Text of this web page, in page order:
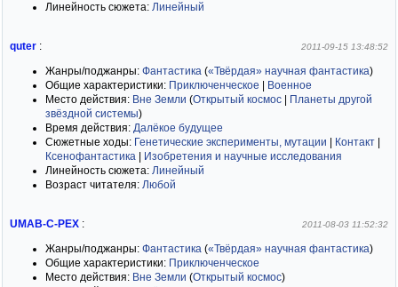
Линейность сюжета: Линейный
quter : 2011-09-15 13:48:52
Жанры/поджанры: Фантастика («Твёрдая» научная фантастика)
Общие характеристики: Приключенческое
Военное
Место действия: Вне Земли (Открытый космос
Планеты другой
звёздной системы)
Время действия: Далёкое будущее
Сюжетные ходы: Генетические эксперименты, мутации Контакт
Ксенофантастика
Изобретения и научные исследования
Линейность сюжета: Линейный
Возраст читателя: Любой
UMAB-C-PEX : 2011-08-03 11:52:32
Жанры/поджанры: Фантастика («Твёрдая» научная фантастика)
Общие характеристики: Приключенческое
Место действия: Вне Земли (Открытый космос)